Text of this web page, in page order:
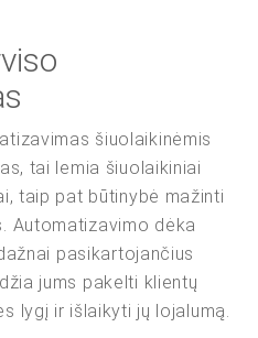
šiuolaikinėmis
tai lemia šiuolaikiniai
taip pat būtinybė mažinti
Automatizavimo dėka
pasikartojančius
jums pakelti klientų
lygį ir išlaikyti jų lojalumą.